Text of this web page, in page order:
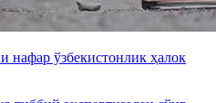
нафар ўзбекистонлик ҳалок